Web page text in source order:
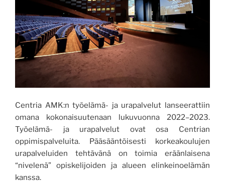
Centria AMK:n työelämä- ja urapalvelut lanseerattiin
omana kokonaisuutenaan lukuvuonna 2022–2023.
Työelämä- ja urapalvelut ovat osa Centrian
oppimispalveluita. Pääsääntöisesti korkeakoulujen
urapalveluiden tehtävänä on toimia eräänlaisena
“nivelenä” opiskelijoiden ja alueen elinkeinoelämän
kanssa.